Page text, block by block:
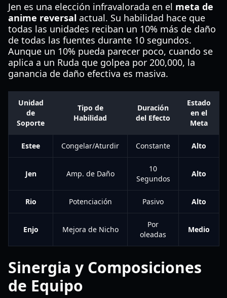
Jen es una elección infravalorada en el meta de
anime reversal actual. Su habilidad hace que
todas las unidades reciban un 10% más de daño
de todas las fuentes durante 10 segundos.
Aunque un 10% pueda parecer poco, cuando se
aplica a un Ruda que golpea por 200,000, la
ganancia de daño efectiva es masiva.
Unidad
de
Soporte
Tipo de
Habilidad
Duración
del Efecto
Estado
en el
Meta
Estee Congelar/Aturdir Constante Alto
Jen Amp. de Daño
10
Segundos
Alto
Rio Potenciación Pasivo Alto
Enjo Mejora de Nicho
Por
oleadas
Medio
Sinergia y Composiciones
de Equipo